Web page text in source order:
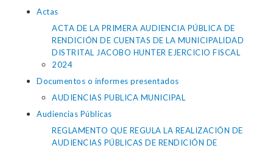
Actas
ACTA DE LA PRIMERA AUDIENCIA PÚBLICA DE
RENDICIÓN DE CUENTAS DE LA MUNICIPALIDAD
DISTRITAL JACOBO HUNTER EJERCICIO FISCAL
2024
Documentos o informes presentados
AUDIENCIAS PUBLICA MUNICIPAL
Audiencias Públicas
REGLAMENTO QUE REGULA LA REALIZACIÓN DE
AUDIENCIAS PÚBLICAS DE RENDICIÓN DE